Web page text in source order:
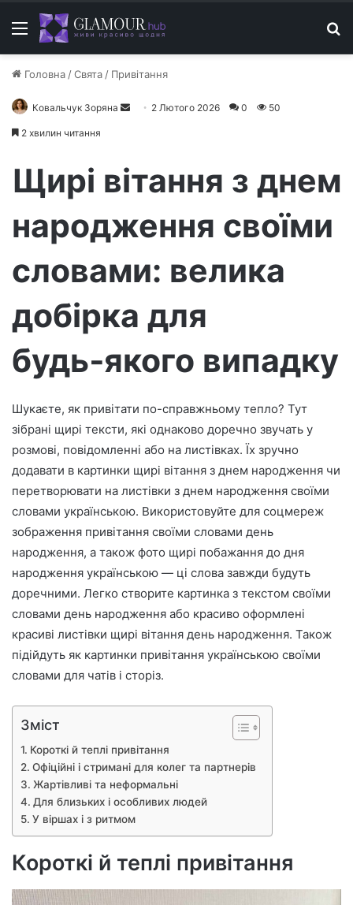
Меню
Головна /Свята / Привітання
Ковальчук Зоряна
ш
і
т
е
р
н
н
о
г
о
а
2 Лютого 2026 0 50
2 хвилин читання
Щирі вітання з днем
народження своїми
словами: велика
добірка для
будь‑якого випадку
Шукаєте, як привітати по-справжньому тепло? Тут
зібрані щирі тексти, які однаково доречно звучать у
розмові, повідомленні або на листівках. Їх зручно
додавати в картинки щирі вітання з днем народження чи
перетворювати на листівки з днем народження своїми
словами українською. Використовуйте для соцмереж
зображення привітання своїми словами день
народження, а також фото щирі побажання до дня
народження українською — ці слова завжди будуть
доречними. Легко створите картинка з текстом своїми
словами день народження або красиво оформлені
красиві листівки щирі вітання день народження. Також
підійдуть як картинки привітання українською своїми
словами для чатів і сторіз.
Зміст
Короткі й теплі привітання
Офіційні і стримані для колег та партнерів
Жартівливі та неформальні
Для близьких і особливих людей
У віршах і з ритмом
Короткі й теплі привітання